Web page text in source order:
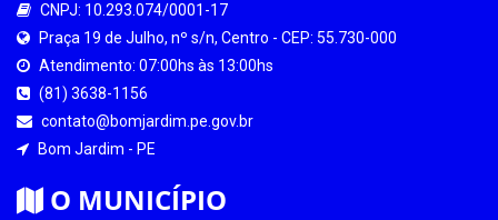
CNPJ: 10.293.074/0001-17
Praça 19 de Julho, nº s/n, Centro - CEP: 55.730-000
Atendimento: 07:00hs às 13:00hs
(81) 3638-1156
contato@bomjardim.pe.gov.br
Bom Jardim - PE
O MUNICÍPIO